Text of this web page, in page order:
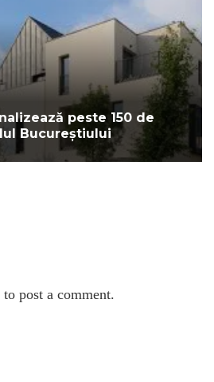
peste 150 de
Bucureștiului
to post a comment.